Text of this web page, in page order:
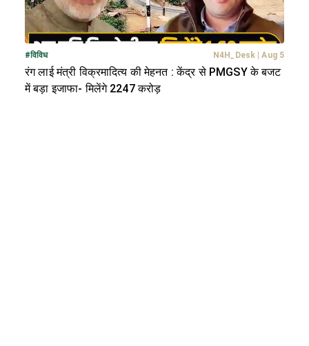
#विविध N4H_Desk Aug 5
रंग लाई मंत्री विक्रमादित्य की मेहनत : केंद्र से PMGSY के बजट
में बड़ा इजाफा- मिलेंगे 2247 करोड़